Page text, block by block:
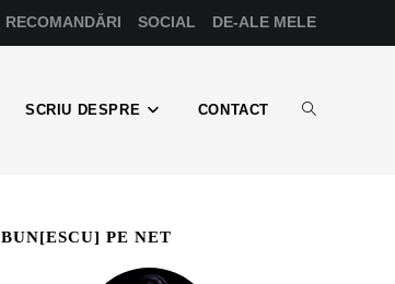
RECOMANDĂRI SOCIAL DE-ALE MELE
SCRIU DESPRE CONTACT
BUN[ESCU] PE NET